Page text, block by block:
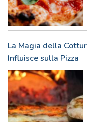
La Magia della
Influisce sulla Pizza